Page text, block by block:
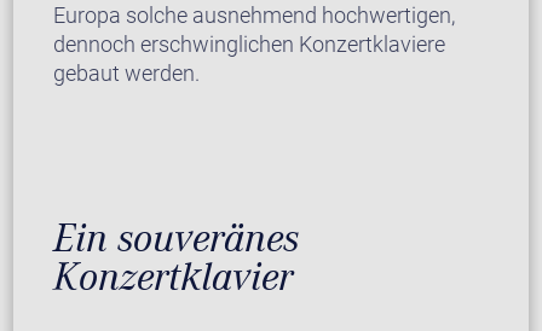
Europa solche ausnehmend hochwertigen,
dennoch erschwinglichen Konzertklaviere
gebaut werden.
Ein souveränes
Konzertklavier